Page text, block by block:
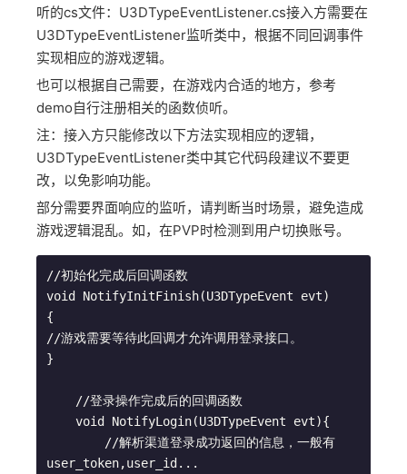
听的cs文件：U3DTypeEventListener.cs接入方需要在
U3DTypeEventListener监听类中，根据不同回调事件
实现相应的游戏逻辑。
也可以根据自己需要，在游戏内合适的地方，参考
demo自行注册相关的函数侦听。
注：接入方只能修改以下方法实现相应的逻辑，
U3DTypeEventListener类中其它代码段建议不要更
改，以免影响功能。
部分需要界面响应的监听，请判断当时场景，避免造成
游戏逻辑混乱。如，在PVP时检测到用户切换账号。
//初始化完成后回调函数
void NotifyInitFinish(U3DTypeEvent evt)
{
//游戏需要等待此回调才允许调用登录接口。
}
user_token,user_id...